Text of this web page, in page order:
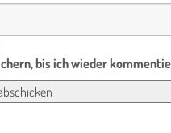
bis ich wieder